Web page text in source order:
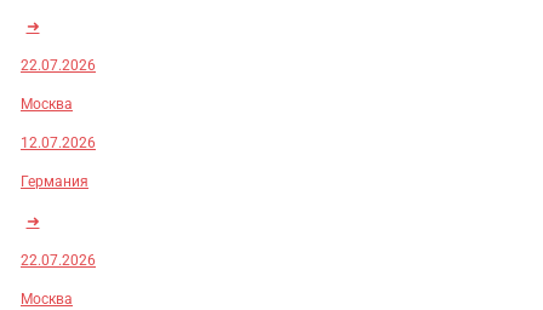
➜
22.07.2026
Москва
12.07.2026
Германия
➜
22.07.2026
Москва